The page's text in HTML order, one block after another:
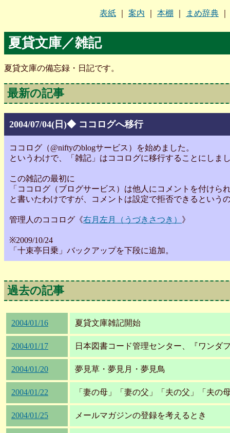
表紙 案内 本棚 まめ辞典
夏貸文庫／雑記
夏貸文庫の備忘録・日記です。
最新の記事
2004/07/04(日)◆ ココログへ移行
ココログ（@niftyのblogサービス）を始めました。
というわけで、「雑記」はココログに移行することにしま
この雑記の最初に
「ココログ（ブログサービス）は他人にコメントを付けら
と書いたわけですが、コメントは設定で拒否できるという
管理人のココログ《右月左月（うづきさつき） 》
※2009/10/24
「十束亭日乗」バックアップを下段に追加。
過去の記事
2004/01/16 夏貸文庫雑記開始
2004/01/17 日本図書コード管理センター、『ワンダ
2004/01/20 夢見草・夢見月・夢見鳥
2004/01/22 「妻の母」「妻の父」「夫の父」「夫の
2004/01/25 メールマガジンの登録を考えるとき